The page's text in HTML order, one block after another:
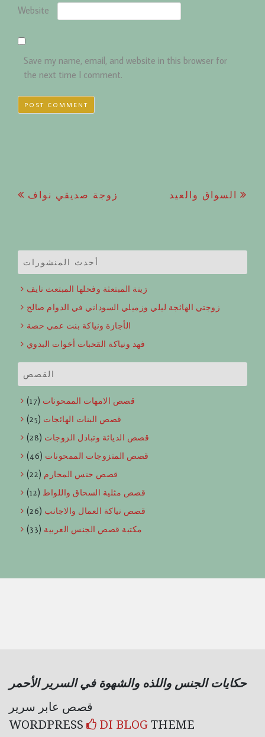
Website
Save my name, email, and website in this browser for
the next time I comment.
Post
زوجة صديقي نواف السواق والعيد
أحدث المنشورات
زينة المبتعثة وفحلها المبتعث نايف
زوجتي الهائجة ليلي وزميلي السوداني في الدوام صالح
الأجازة ونياكة بنت عمي حصة
فهد ونياكة القحبات أخوات البدوي
القصص
قصص الامهات الممحونات (17)
قصص البنات الهائجات (25)
قصص الدياثة وتبادل الزوجات (28)
قصص المتزوجات الممحونات (46)
قصص حنس المحارم (22)
قصص مثلية السحاق واللواط (12)
قصص نياكة العمال والاجانب (26)
مكتبة قصص الجنس العربية (33)
حكايات الجنس واللذه والشهوة في السرير الأحمر
WORDPRESS
DI BLOGTHEME